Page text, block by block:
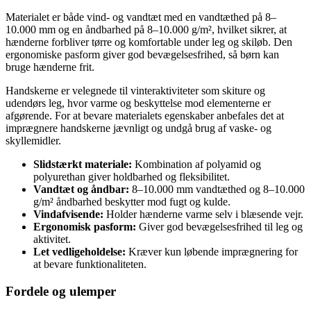
Materialet er både vind- og vandtæt med en vandtæthed på 8–
10.000 mm og en åndbarhed på 8–10.000 g/m², hvilket sikrer, at
hænderne forbliver tørre og komfortable under leg og skiløb. Den
ergonomiske pasform giver god bevægelsesfrihed, så børn kan
bruge hænderne frit.
Handskerne er velegnede til vinteraktiviteter som skiture og
udendørs leg, hvor varme og beskyttelse mod elementerne er
afgørende. For at bevare materialets egenskaber anbefales det at
imprægnere handskerne jævnligt og undgå brug af vaske- og
skyllemidler.
Slidstærkt materiale: Kombination af polyamid og
polyurethan giver holdbarhed og fleksibilitet.
Vandtæt og åndbar: 8–10.000 mm vandtæthed og 8–10.000
g/m² åndbarhed beskytter mod fugt og kulde.
Vindafvisende: Holder hænderne varme selv i blæsende vejr.
Ergonomisk pasform: Giver god bevægelsesfrihed til leg og
aktivitet.
Let vedligeholdelse: Kræver kun løbende imprægnering for
at bevare funktionaliteten.
Fordele og ulemper